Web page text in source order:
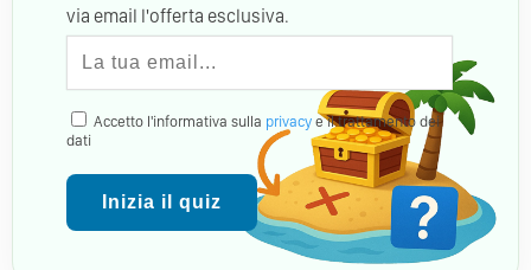
via email l'offerta esclusiva.
Accetto l'informativa sulla privacy e il trattamento dei
dati
Inizia il quiz